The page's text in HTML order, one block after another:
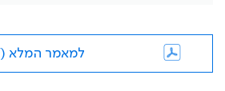
למאמר המלא (PDF)